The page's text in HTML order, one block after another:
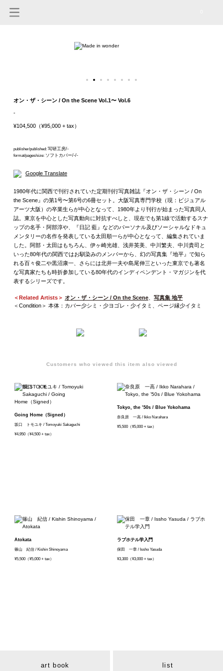
オン・ザ・シーン / On the Scene Vol.1〜 Vol.6
-
¥104,500（¥95,000 + tax）
publisher/published: 写研工房/-
format/pages/size: ソフトカバー/-/-
Google Translate
1980年代に関西で刊行されていた定期刊行写真雑誌『オン・ザ・シーン / On
the Scene』の第1号〜第6号の6冊セット。大阪写真専門学校（現：ビジュアル
アーツ大阪）の卒業生らが中心となって、1980年より刊行が始まった写真同人
誌。東京を中心とした写真動向に対抗すべしと、現在でも第1線で活動するスナ
ップの名手・阿部淳や、『日記 藍』などのパーソナル及びソーシャルなドキュ
メンタリーの名作を発表している太田順一らが中心となって、編集されていま
した。阿部・太田はもちろん、伊ヶ崎光雄、浅井英美、中川繁夫、中川貴司と
いった80年代の関西ではお馴染みのメンバーから、幻の写真集『地平』で知ら
れる百々俊二や黒沼康一、さらには北井一夫や島尾伸三といった東京でも著名
な写真家たちも時折参加している80年代のインディペンデント・マガジンを代
表するシリーズです。
＜Related Artists＞ オン・ザ・シーン / On the Scene、 写真集 地平
＜Condition＞ 本体：カバー少シミ・少ヨゴレ・少イタミ、ページ縁少イタミ
Customers who viewed this item also viewed
Going Home（Signed）
坂口 トモユキ / Tomoyuki Sakaguchi
¥4,950（¥4,500 + tax）
Tokyo, the ’50s / Blue Yokohama
奈良原 一高 / Ikko Narahara
¥5,500（¥5,000 + tax）
Atokata
篠山 紀信 / Kishin Shinoyama
¥5,500（¥5,000 + tax）
ラブホテル学入門
保田 一章 / Issho Yasuda
¥3,300（¥3,000 + tax）
art book list